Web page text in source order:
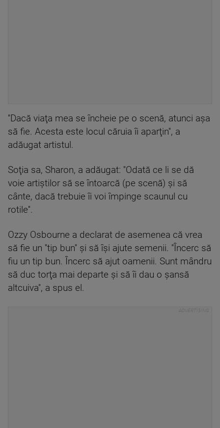
''Dacă viaţa mea se încheie pe o scenă, atunci aşa
să fie. Acesta este locul căruia îi aparţin'', a
adăugat artistul.
Soţia sa, Sharon, a adăugat: ''Odată ce li se dă
voie artiştilor să se întoarcă (pe scenă) şi să
cânte, dacă trebuie îi voi împinge scaunul cu
rotile''.
Ozzy Osbourne a declarat de asemenea că vrea
să fie un ''tip bun'' şi să îşi ajute semenii. ''Încerc să
fiu un tip bun. Încerc să ajut oamenii. Sunt mândru
să duc torţa mai departe şi să îi dau o şansă
altcuiva'', a spus el.